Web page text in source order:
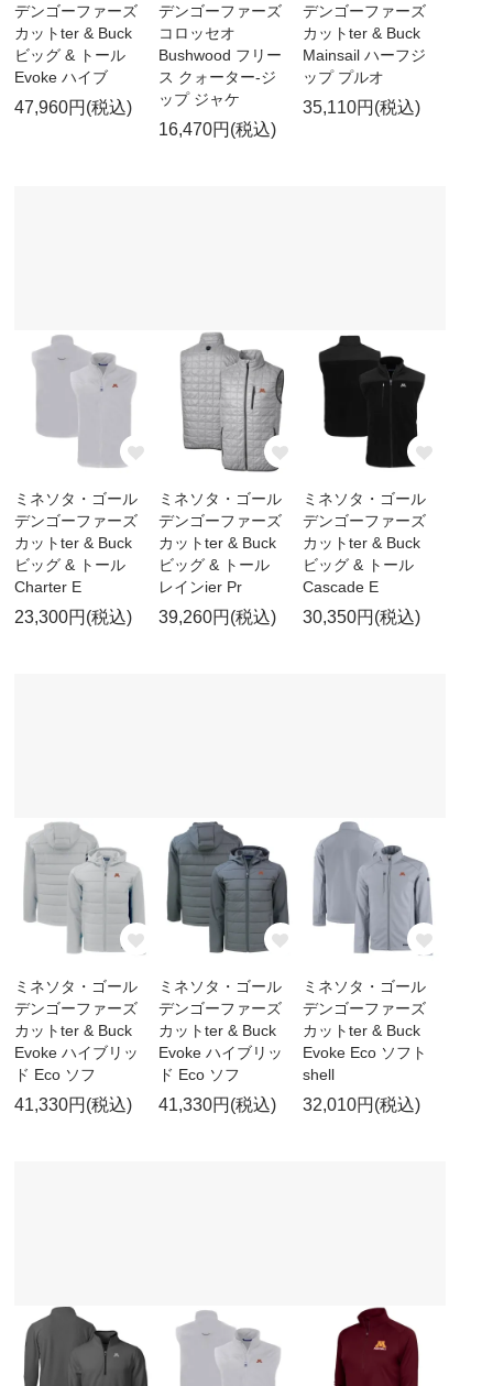
デンゴーファーズ
カットter & Buck
ビッグ & トール
Evoke ハイブ
47,960円(税込)
デンゴーファーズ
コロッセオ
Bushwood フリー
ス クォーター-ジ
ップ ジャケ
16,470円(税込)
デンゴーファーズ
カットter & Buck
Mainsail ハーフジ
ップ プルオ
35,110円(税込)
ミネソタ・ゴール
デンゴーファーズ
カットter & Buck
ビッグ & トール
Charter E
23,300円(税込)
ミネソタ・ゴール
デンゴーファーズ
カットter & Buck
ビッグ & トール
レインier Pr
39,260円(税込)
ミネソタ・ゴール
デンゴーファーズ
カットter & Buck
ビッグ & トール
Cascade E
30,350円(税込)
ミネソタ・ゴール
デンゴーファーズ
カットter & Buck
Evoke ハイブリッ
ド Eco ソフ
41,330円(税込)
ミネソタ・ゴール
デンゴーファーズ
カットter & Buck
Evoke ハイブリッ
ド Eco ソフ
41,330円(税込)
ミネソタ・ゴール
デンゴーファーズ
カットter & Buck
Evoke Eco ソフト
shell
32,010円(税込)